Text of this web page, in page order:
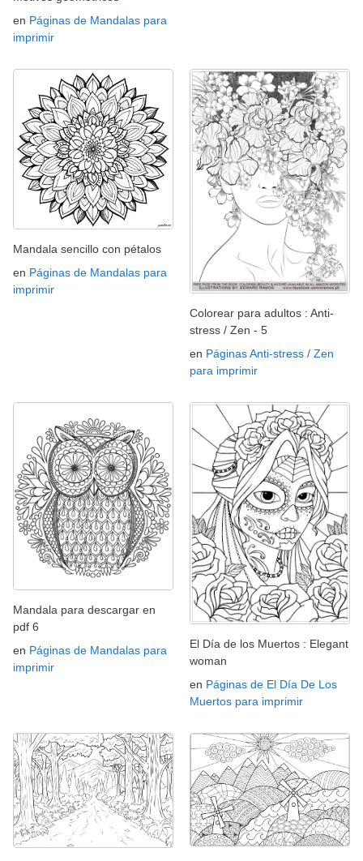
en Páginas de Mandalas para
imprimir
Mandala sencillo con pétalos
en Páginas de Mandalas para
imprimir
Colorear para adultos : Anti-
stress / Zen - 5
en Páginas Anti-stress / Zen
para imprimir
Mandala para descargar en
pdf 6
en Páginas de Mandalas para
imprimir
El Día de los Muertos : Elegant
woman
en Páginas de El Día De Los
Muertos para imprimir